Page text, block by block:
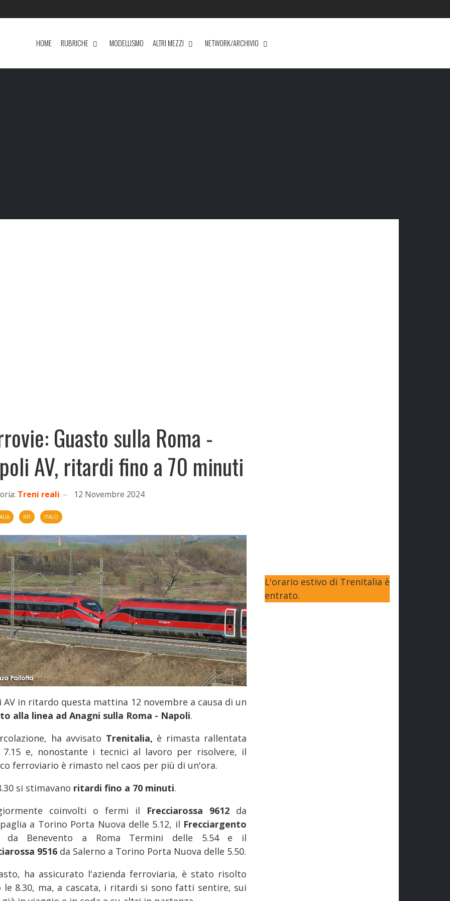
HOME RUBRICHE MODELLISMO ALTRI MEZZI NETWORK/ARCHIVIO
Guasto sulla Roma -
AV, ritardi fino a 70 minuti
Treni reali 12 Novembre 2024
RFI ITALO
AV in ritardo questa mattina 12 novembre a causa di un
alla linea ad Anagni sulla Roma - Napoli.
ha avvisato Trenitalia, è rimasta rallentata
7.15 e, nonostante i tecnici al lavoro per risolvere, il
ferroviario è rimasto nel caos per più di un'ora.
si stimavano ritardi fino a 70 minuti.
coinvolti o fermi il Frecciarossa 9612 da
a Torino Porta Nuova delle 5.12, il Frecciargento
da Benevento a Roma Termini delle 5.54 e il
9516 da Salerno a Torino Porta Nuova delle 5.50.
ha assicurato l'azienda ferroviaria, è stato risolto
le 8.30, ma, a cascata, i ritardi si sono fatti sentire, sui
L'orario estivo di Trenitalia è
entrato.